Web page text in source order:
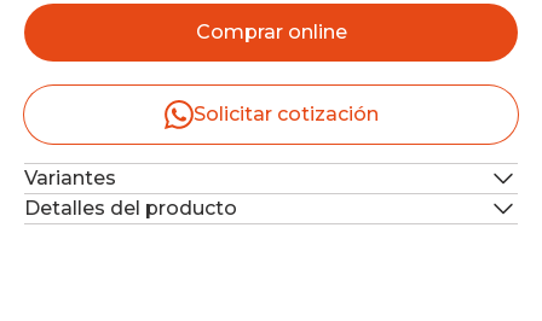
Comprar online
Solicitar cotización
Variantes
Detalles del producto